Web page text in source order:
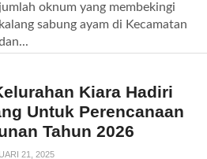
oknum yang membekingi
sabung ayam di Kecamatan
Kiara Hadiri
Untuk Perencanaan
Tahun 2026
21, 2025